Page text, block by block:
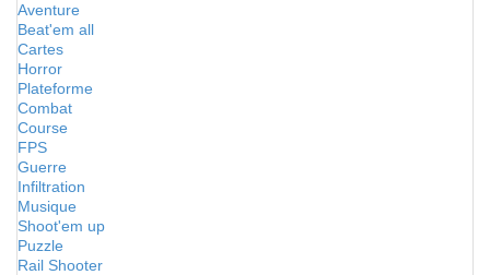
Aventure
Beat'em all
Cartes
Horror
Plateforme
Combat
Course
FPS
Guerre
Infiltration
Musique
Shoot'em up
Puzzle
Rail Shooter